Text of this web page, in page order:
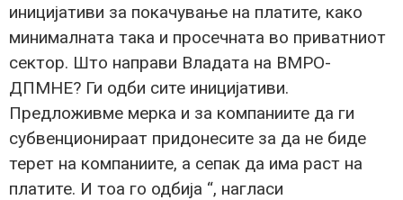
иницијативи за покачување на платите, како
минималната така и просечната во приватниот
сектор. Што направи Владата на ВМРО-
ДПМНЕ? Ги одби сите иницијативи.
Предложивме мерка и за компаниите да ги
субвенционираат придонесите за да не биде
терет на компаниите, а сепак да има раст на
платите. И тоа го одбија “, нагласи